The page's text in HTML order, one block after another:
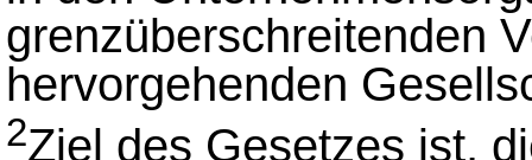
grenzüberschreitenden
hervorgehenden
2Ziel des Gesetzes ist,